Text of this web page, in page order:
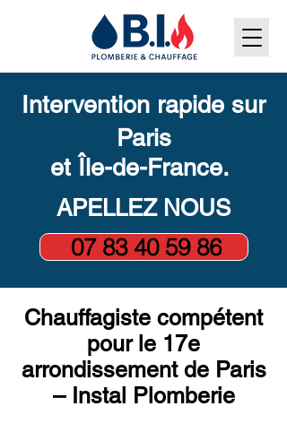
Intervention rapide sur
Paris
et Île-de-France.
APELLEZ NOUS
07 83 40 59 86
Chauffagiste compétent
pour le 17e
arrondissement de Paris
– Instal Plomberie